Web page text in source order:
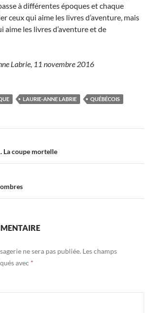
à différentes époques et chaque
ceux qui aime les livres d’aventure, mais
aime les livres d’aventure et de
Labrie, 11 novembre 2016
LAURIE-ANNE LABRIE QUÉBÉCOIS
La coupe mortelle
ne sera pas publiée. Les champs
avec *